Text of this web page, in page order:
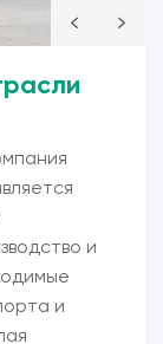
и
и